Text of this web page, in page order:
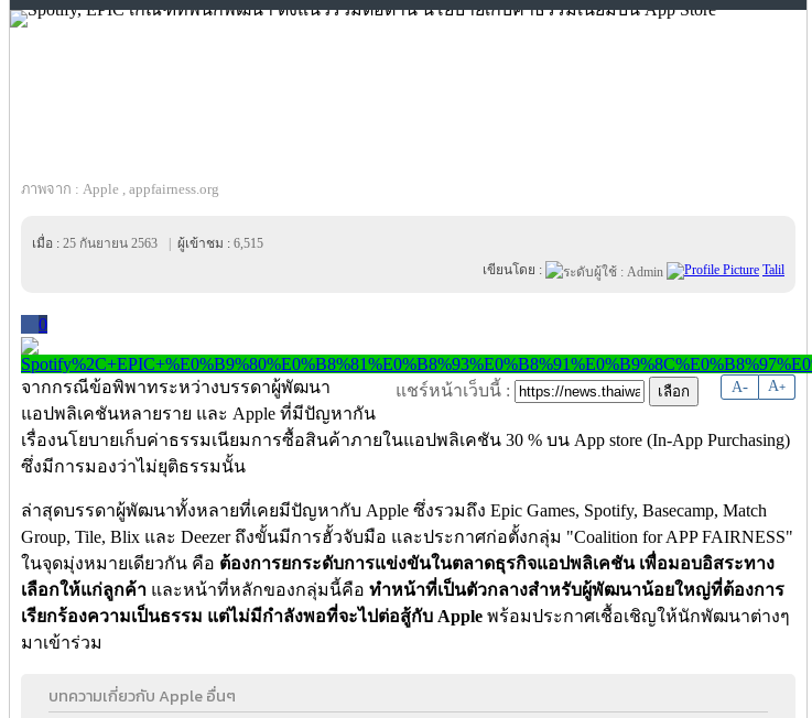
ภาพจาก : Apple , appfairness.org
เมื่อ : 25 กันยายน 2563 ผู้เข้าชม : 6,515
เขียนโดย :
Talil
0
A- A+
แชร์หน้าเว็บนี้ :
จากกรณีข้อพิพาทระหว่างบรรดาผู้พัฒนา
แอปพลิเคชันหลายราย และ Apple ที่มีปัญหากัน
เรื่องนโยบายเก็บค่าธรรมเนียมการซื้อสินค้าภายในแอปพลิเคชัน 30 % บน App store (In-App Purchasing)
ซึ่งมีการมองว่าไม่ยุติธรรมนั้น
ล่าสุดบรรดาผู้พัฒนาทั้งหลายที่เคยมีปัญหากับ Apple ซึ่งรวมถึง Epic Games, Spotify, Basecamp, Match
Group, Tile, Blix และ Deezer ถึงขั้นมีการฮั้วจับมือ และประกาศก่อตั้งกลุ่ม "Coalition for APP FAIRNESS"
ในจุดมุ่งหมายเดียวกัน คือ ต้องการยกระดับการแข่งขันในตลาดธุรกิจแอปพลิเคชัน เพื่อมอบอิสระทาง
เลือกให้แก่ลูกค้า และหน้าที่หลักของกลุ่มนี้คือ ทำหน้าที่เป็นตัวกลางสำหรับผู้พัฒนาน้อยใหญ่ที่ต้องการ
เรียกร้องความเป็นธรรม แต่ไม่มีกำลังพอที่จะไปต่อสู้กับ Apple พร้อมประกาศเชื้อเชิญให้นักพัฒนาต่างๆ
มาเข้าร่วม
บทความเกี่ยวกับ Apple อื่นๆ